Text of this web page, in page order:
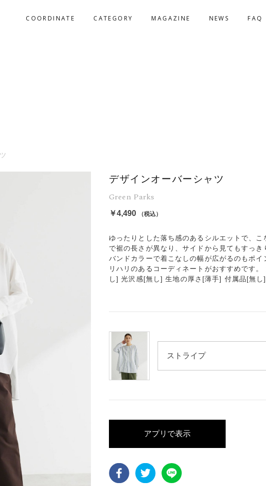
COORDINATE CATEGORY MAGAZINE NEWS FAQ
デザインオーバーシャツ
Green Parks
￥4,490 （税込）
ゆったりとした落ち感のあるシルエットで、
で裾の長さが異なり、サイドから見てもすっ
バンドカラーで着こなしの幅が広がるのもポ
リハリのあるコーディネートがおすすめです
し] 光沢感[無し] 生地の厚さ[薄手] 付属品[無し
アプリで表示
Facebook Twitter